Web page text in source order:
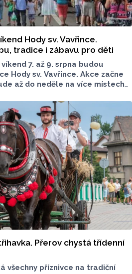
Hody sv. Vavřince.
tradice i zábavu pro děti
7. až 9. srpna budou
Hody sv. Vavřince. Akce začne
až do neděle na více místech
programu pro celou
Přerov chystá třídenní
všechny příznivce na tradiční